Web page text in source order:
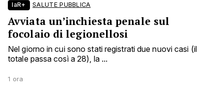
laR+ SALUTE PUBBLICA
Avviata un’inchiesta penale sul
focolaio di legionellosi
Nel giorno in cui sono stati registrati due nuovi casi (il
totale passa così a 28), la ...
1 ora